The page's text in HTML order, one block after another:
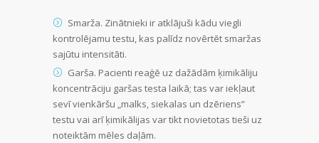
Smarža. Zinātnieki ir atklājuši kādu viegli
kontrolējamu testu, kas palīdz novērtēt smaržas
sajūtu intensitāti.
Garša. Pacienti reaģē uz dažādām ķimikāliju
koncentrāciju garšas testa laikā; tas var iekļaut
sevī vienkāršu „malks, siekalas un dzēriens”
testu vai arī ķimikālijas var tikt novietotas tieši uz
noteiktām mēles daļām.